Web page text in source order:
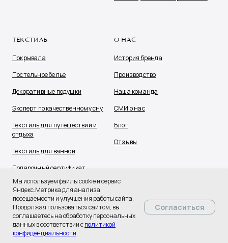
Мы используем файлы cookie и сервис
Яндекс.Метрика для анализа
посещаемости и улучшения работы сайта.
Продолжая пользоваться сайтом, вы
соглашаетесь на обработку персональных
данных в соответствии сполитикой
конфиденциальности.
Согласиться
ТЕКСТИЛЬ
Покрывала
Постельное белье
Декоративные подушки
Эксперт по качественному сну
Текстиль для путешествий и
отдыха
Текстиль для ванной
Подарочный сертификат
О НАС
История бренда
Производство
Наша команда
СМИ о нас
Блог
Отзывы